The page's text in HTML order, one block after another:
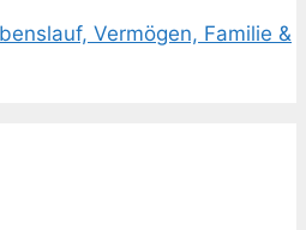
Vermögen, Familie &